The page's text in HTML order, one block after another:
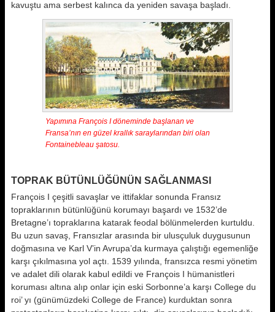
kavuştu ama serbest kalınca da yeniden savaşa başladı.
Yapımına François I döneminde başlanan ve
Fransa’nın en güzel krallık saraylarından biri olan
Fontainebleau şatosu.
TOPRAK BÜTÜNLÜĞÜNÜN SAĞLANMASI
François I çeşitli savaşlar ve ittifaklar sonunda Fransız
topraklarının bütünlüğünü korumayı başardı ve 1532’de
Bretagne’ı topraklarına katarak feodal bölünmelerden kurtuldu.
Bu uzun savaş, Fransızlar arasında bir ulusçuluk duygusunun
doğmasına ve Karl V’in Avrupa’da kurmaya çalıştığı egemenliğe
karşı çıkılmasına yol açtı. 1539 yılında, fransızca resmi yönetim
ve adalet dili olarak kabul edildi ve François I hümanistleri
koruması altına alıp onlar için eski Sorbonne’a karşı College du
roi’ yı (günümüzdeki College de France) kurduktan sonra